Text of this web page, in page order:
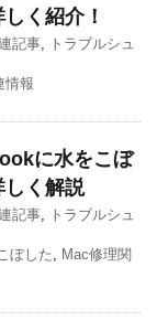
く紹介！
記事,
トラブルシュ
情報
に水をこぼ
しく解説
記事,
トラブルシュ
ぼした, Mac修理関